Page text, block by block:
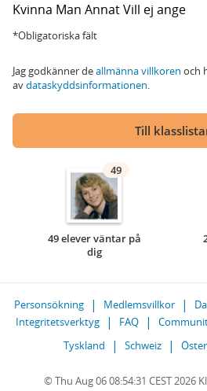
Kvinna Man AnnatVill ej ange
*Obligatoriska fält
Jag godkänner deallmänna villkoren och
avdataskyddsinformationen.
Till
49
49 elever väntar på
dig
Personsökning Medlemsvillkor
Integritetsverktyg
FAQ
Tyskland
Schweiz
© Thu Aug 06 08:54:31 CEST 2026